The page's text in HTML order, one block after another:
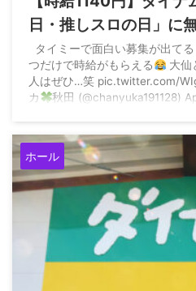
日・推しスロの日」に
サクラをタイミーで募
タイミーで面白い募集が出て
つだけで時給がもらえる
大仙
人はぜひ…笑 pic.twitter.com/
カ
秋田 (@chanyuka191128)
ホール